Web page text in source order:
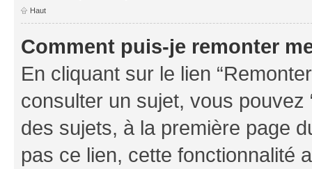
Haut
Comment puis-je remonter
En cliquant sur le lien
consulter un sujet, vous pouvez
des sujets, à la première page
pas ce lien, cette fonctionnalité